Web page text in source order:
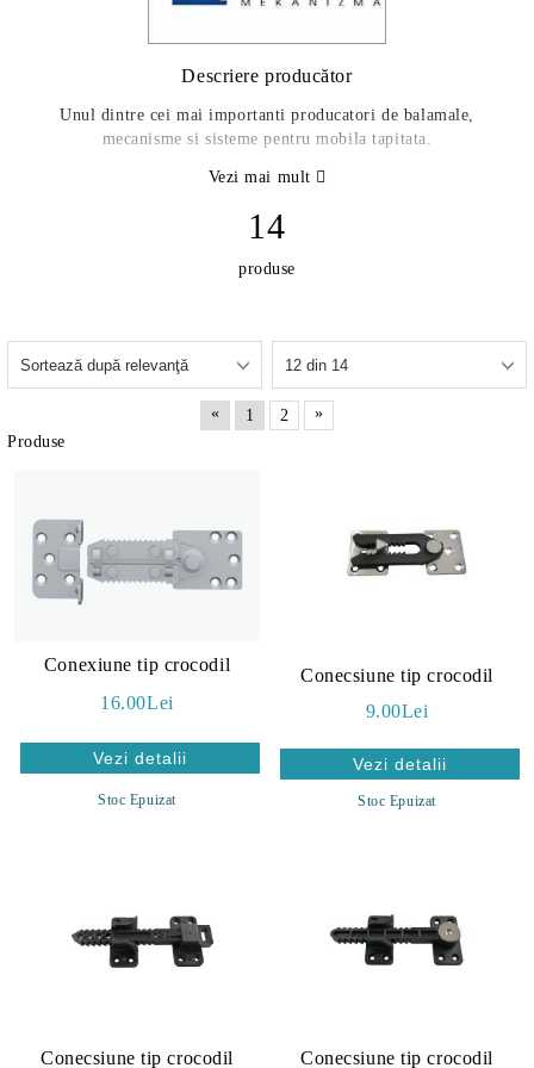
Descriere producător
Unul dintre cei mai importanti producatori de balamale,
mecanisme si sisteme pentru mobila tapitata.
Vezi mai mult
14
produse
« 1 2
»
Produse
Conexiune tip crocodil
16.00Lei
Vezi detalii
Stoc Epuizat
Conecsiune tip crocodil
9.00Lei
Vezi detalii
Stoc Epuizat
Conecsiune tip crocodil Conecsiune tip crocodil